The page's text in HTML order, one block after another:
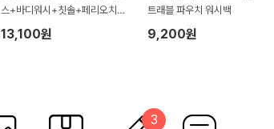
스+바디워시+칫솔+페리오치약)
Type1
13,100원
트래블 파우치 워시백
9,200원
3